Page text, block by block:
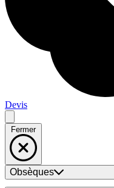
Devis
Fermer
Obsèques